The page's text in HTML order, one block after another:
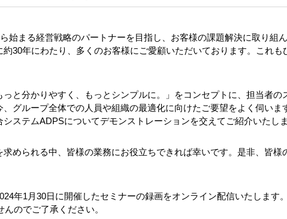
始まる経営戦略のパートナーを目指し、お客様の課題解決に取り組
30年にわたり、多くのお客様にご愛顧いただいております。これ
と分かりやすく、もっとシンプルに。」をコンセプトに、担当者の
、グループ全体での人員や組織の最適化に向けたご要望をよく伺い
ステムADPSについてデモンストレーションを交えてご紹介いたし
求められる中、皆様の業務にお役立ちできれば幸いです。是非、皆
年1月30日に開催したセミナーの録画をオンライン配信いたします
のでご了承ください。